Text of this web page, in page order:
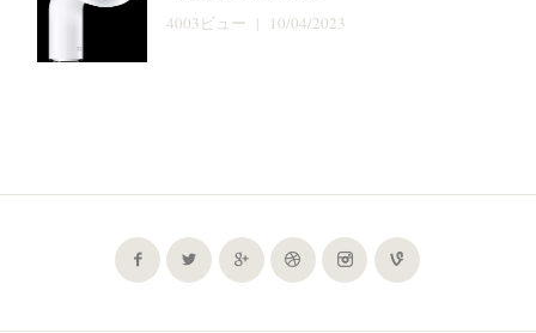
4003ビュー | 10/04/2023